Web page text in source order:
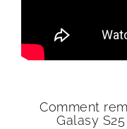
Comment
Galasy